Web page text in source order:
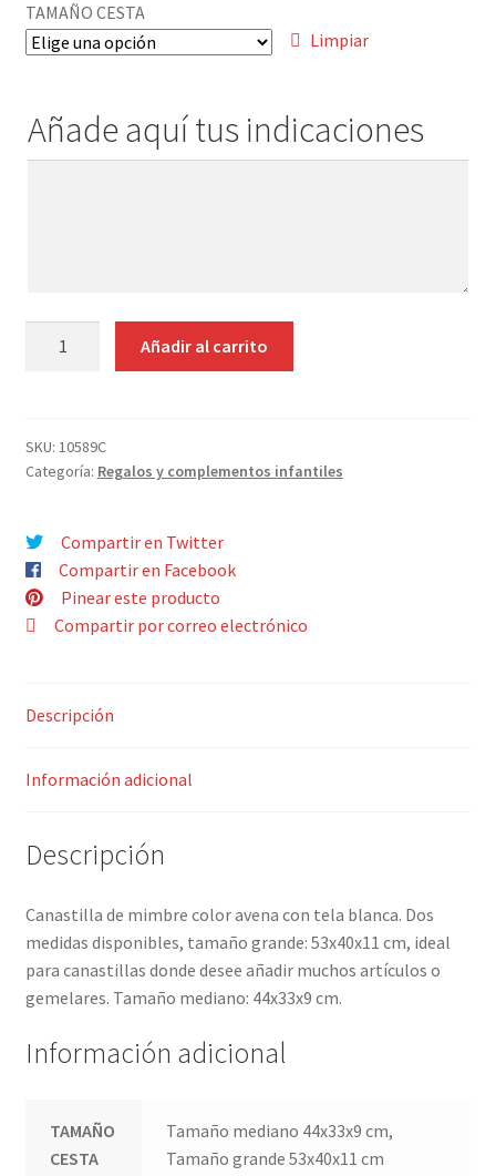
Muebles
¿Quiénes somos?
TAMAÑO CESTA
Limpiar
Añade aquí tus indicaciones
TELA
cantidad
Añadir al carrito
SKU: 10589C
Categoría: Regalos y complementos infantiles
Compartir en Twitter
Compartir en Facebook
Pinear este producto
Compartir por correo electrónico
Descripción
Información adicional
Descripción
Canastilla de mimbre color avena con tela blanca. Dos
medidas disponibles, tamaño grande: 53x40x11 cm, ideal
para canastillas donde desee añadir muchos artículos o
gemelares. Tamaño mediano: 44x33x9 cm.
Información adicional
TAMAÑO
CESTA
Tamaño mediano 44x33x9 cm,
Tamaño grande 53x40x11 cm